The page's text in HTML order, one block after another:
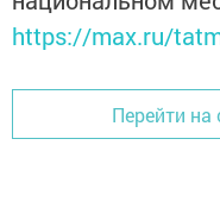
https://max.ru/
Перейти на